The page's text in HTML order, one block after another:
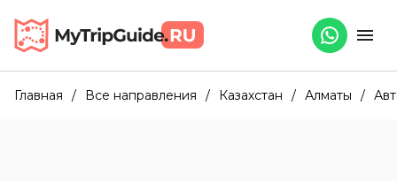
Главная / Все направления / Казахстан / Алматы /